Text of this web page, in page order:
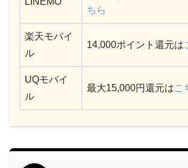
ちら
楽天モバイ
ル
14,000ポイント還元は
UQモバイ
ル
最大15,000円還元はこ